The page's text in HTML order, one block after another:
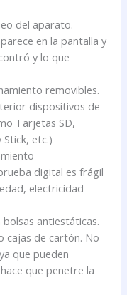
del aparato.
en la pantalla y
y lo que
removibles.
dispositivos de
Tarjetas SD,
etc.)
digital es frágil
electricidad
antiestáticas.
cajas de cartón. No
que pueden
que penetre la